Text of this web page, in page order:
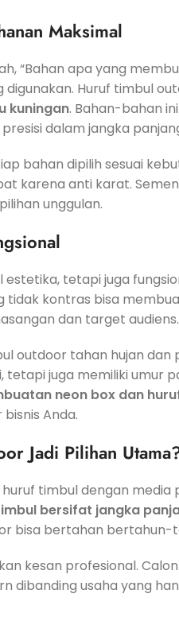
Maksimal
“Bahan apa yang
Huruf timbul
kuningan. Bahan-bahan
dalam jangka
bahan dipilih sesuai
karena anti karat.
unggulan.
tetapi juga
tidak kontras bisa
dan target audiens.
outdoor tahan hujan
tetapi juga memiliki umur
neon box dan
Anda.
Jadi Pilihan
timbul dengan
bersifat jangka
bisa bertahan
kesan profesional.
dibanding usaha yang